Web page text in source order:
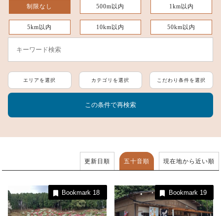
Bookmark 18 Bookmark 19
制限なし 500m以内 1km以内
5km以内 10km以内 50km以内
エリアを選択 カテゴリを選択 こだわり条件を選択
更新日順 五十音順 現在地から近い順